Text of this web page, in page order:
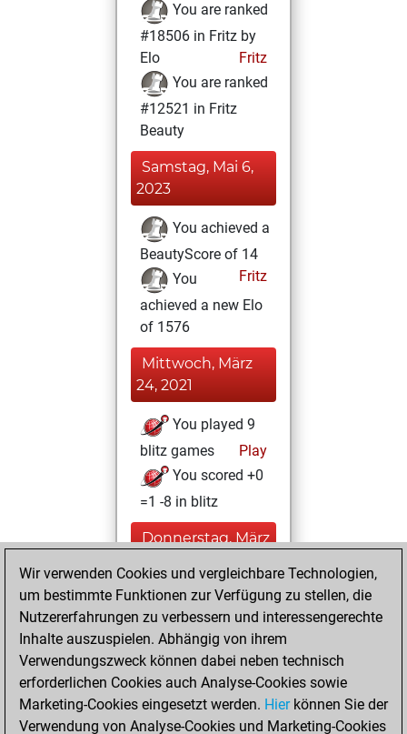
You are ranked
#18506 in Fritz by
Elo
Fritz
You are ranked
#12521 in Fritz
Beauty
Samstag, Mai 6,
2023
You achieved a
BeautyScore of 14
Fritz
You
achieved a new Elo
of 1576
Mittwoch, März
24, 2021
You played 9
blitz games
Play
You scored +0
=1 -8 in blitz
Donnerstag, März
You played 1
slow games
Play
You scored +0
=1 -0 in slow games
Dienstag, Januar
Wir verwenden Cookies und vergleichbare Technologien,
um bestimmte Funktionen zur Verfügung zu stellen, die
Nutzererfahrungen zu verbessern und interessengerechte
Inhalte auszuspielen. Abhängig von ihrem
Verwendungszweck können dabei neben technisch
erforderlichen Cookies auch Analyse-Cookies sowie
Marketing-Cookies eingesetzt werden. Hierkönnen Sie der
Verwendung von Analyse-Cookies und Marketing-Cookies